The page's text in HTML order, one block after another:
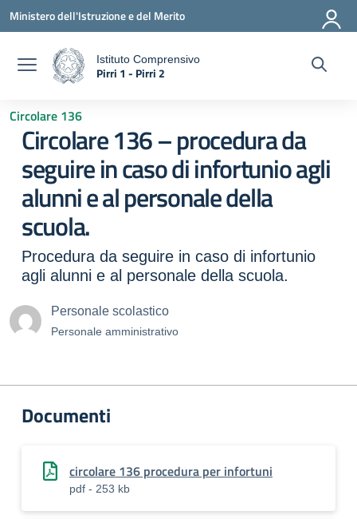
Vai ai contenuti
Vai al menu di navigazione
Vai al footer
Ministero dell'Istruzione e del Merito
Istituto Comprensivo
Pirri 1 - Pirri 2
Circolare 136
Circolare 136 – procedura da
seguire in caso di infortunio agli
alunni e al personale della
scuola.
Procedura da seguire in caso di infortunio
agli alunni e al personale della scuola.
Personale scolastico
Personale amministrativo
Documenti
circolare 136 procedura per infortuni
pdf - 253 kb